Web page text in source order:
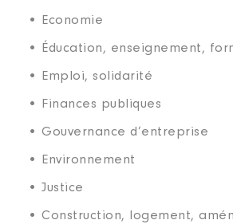
• Economie
• Éducation, enseignement,
• Emploi, solidarité
• Finances publiques
• Gouvernance d’entreprise
• Environnement
• Justice
• Construction, logement,